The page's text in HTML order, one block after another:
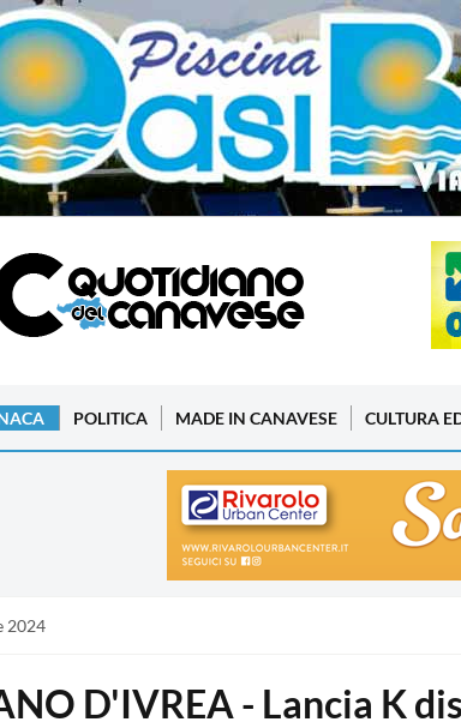
POLITICA MADE IN CANAVESE CULTURA
2024
D'IVREA - Lancia K